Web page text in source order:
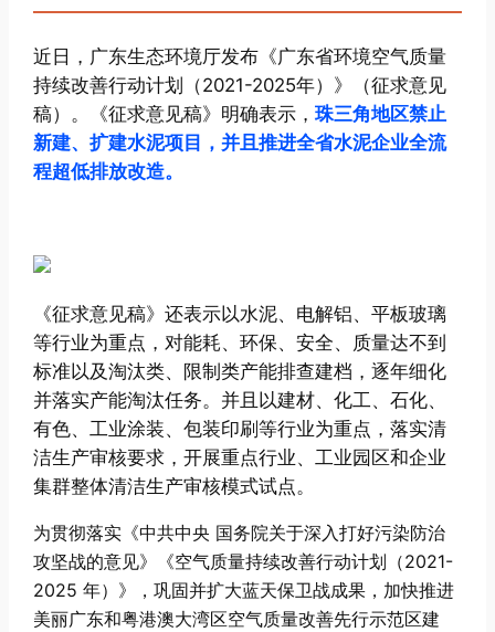
近日，广东生态环境厅发布《广东省环境空气质量
持续改善行动计划（2021-2025年）》（征求意见
稿）。《征求意见稿》明确表示，珠三角地区禁止
新建、扩建水泥项目，并且推进全省水泥企业全流
程超低排放改造。
《征求意见稿》还表示以水泥、电解铝、平板玻璃
等行业为重点，对能耗、环保、安全、质量达不到
标准以及淘汰类、限制类产能排查建档，逐年细化
并落实产能淘汰任务。并且以建材、化工、石化、
有色、工业涂装、包装印刷等行业为重点，落实清
洁生产审核要求，开展重点行业、工业园区和企业
集群整体清洁生产审核模式试点。
为贯彻落实《中共中央 国务院关于深入打好污染防治
攻坚战的意见》《空气质量持续改善行动计划（2021-
2025 年）》，巩固并扩大蓝天保卫战成果，加快推进
美丽广东和粤港澳大湾区空气质量改善先行示范区建